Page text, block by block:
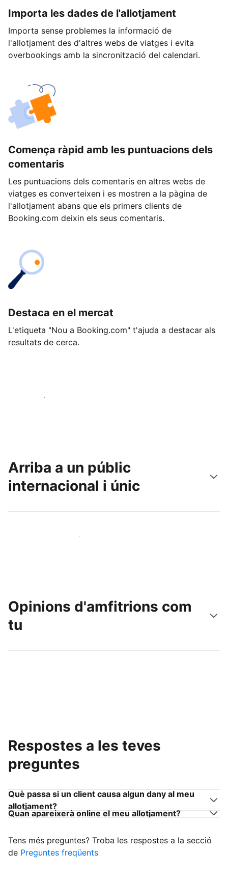
Importa les dades de l'allotjament
Importa sense problemes la informació de
l'allotjament des d'altres webs de viatges i evita
overbookings amb la sincronització del calendari.
Comença ràpid amb les puntuacions dels
comentaris
Les puntuacions dels comentaris en altres webs de
viatges es converteixen i es mostren a la pàgina de
l'allotjament abans que els primers clients de
Booking.com deixin els seus comentaris.
Destaca en el mercat
L'etiqueta "Nou a Booking.com" t'ajuda a destacar als
resultats de cerca.
Comença avui
Arriba a un públic
internacional i únic
Arriba a nous clients avui mateix
Opinions d'amfitrions com
tu
Uneix-te a amfitrions com tu
Respostes a les teves
preguntes
Què passa si un client causa algun dany al meu
allotjament?
Quan apareixerà online el meu allotjament?
Tens més preguntes? Troba les respostes a la secció
de Preguntes freqüents